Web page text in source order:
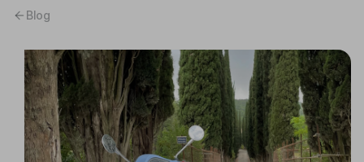
Blog